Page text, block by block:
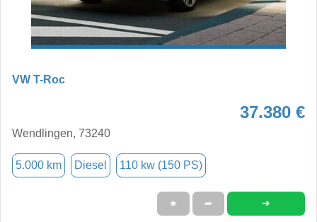
VW T-Roc
37.380 €
Wendlingen, 73240
5.000 km Diesel 110 kw (150 PS)
★ ➦ ➜